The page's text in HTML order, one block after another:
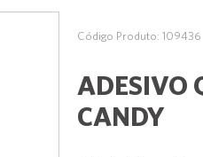
Código Produto: 109436
ADESIVO
CANDY